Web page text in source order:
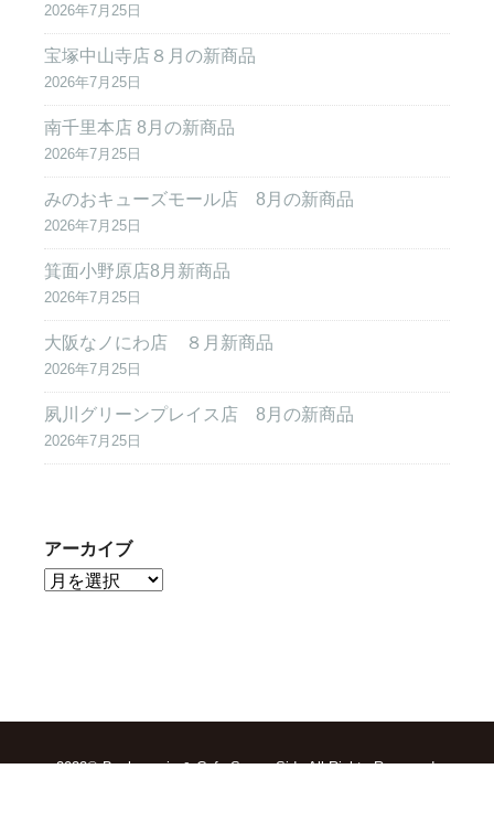
2026年7月25日
宝塚中山寺店８月の新商品
2026年7月25日
南千里本店 8月の新商品
2026年7月25日
みのおキューズモール店 8月の新商品
2026年7月25日
箕面小野原店8月新商品
2026年7月25日
大阪なノにわ店 ８月新商品
2026年7月25日
夙川グリーンプレイス店 8月の新商品
2026年7月25日
アーカイブ
2022© Boulangerie & Cafe Sunny Side All Rights Reserved.